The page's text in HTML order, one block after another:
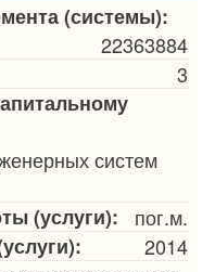
(системы):
22363884
3
систем
(услуги):
пог.м.
2014